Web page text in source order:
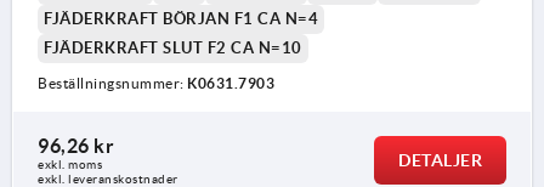
FJÄDERKRAFT BÖRJAN F1 CA N=4
FJÄDERKRAFT SLUT F2 CA N=10
Beställningsnummer: K0631.7903
96,26 kr
exkl. moms
exkl. leveranskostnader
DETALJER